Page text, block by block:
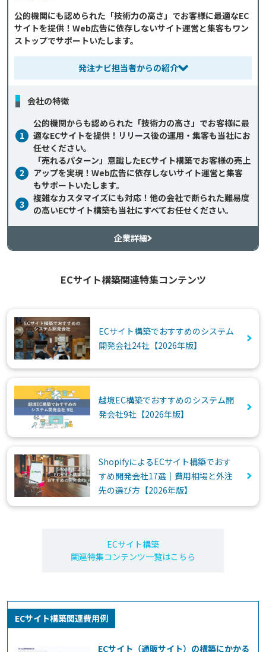
公的機関にも認められた「技術力の高さ」でお客様に最適なEC
サイトを提供！Web広告に依存しないサイト運営と集客もワン
ストップでサポートいたします。
発注ナビ担当者からの紹介
会社の特徴
1
公的機関からも認められた「技術力の高さ」でお客様に最
適なECサイトを提供！リリース後の運用・集客も当社にお
任せください。
2
「売れるパターン」意識したECサイト構築でお客様の売上
アップを実現！Web広告に依存しないサイト運営と集客
もサポートいたします。
3
複雑なカスタマイズにも対応！他の会社で断られた難易度
の高いECサイト構築も当社にすべてお任せください。
企業詳細
ECサイト構築関連特集コンテンツ
ECサイト構築でおすすめのシステム
開発会社24社【2026年版】
越境EC構築でおすすめのシステム開
発会社9社【2026年版】
ShopifyによるECサイト構築でおす
すめ開発会社17選｜費用相場と外注
先の選び方【2026年版】
ECサイト構築
関連特集コンテンツ一覧はこちら
ECサイト構築関連費用例
ECサイト（通販サイト）の構築にかかる